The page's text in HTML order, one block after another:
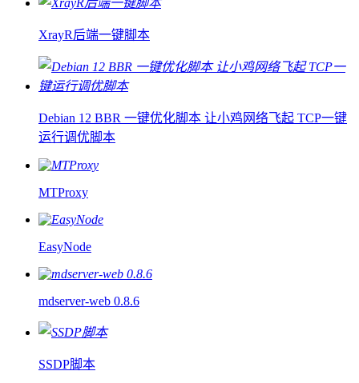
XrayR后端一键脚本
Debian 12 BBR 一键优化脚本 让小鸡网络飞起 TCP一键
运行调优脚本
MTProxy
EasyNode
mdserver-web 0.8.6
SSDP脚本